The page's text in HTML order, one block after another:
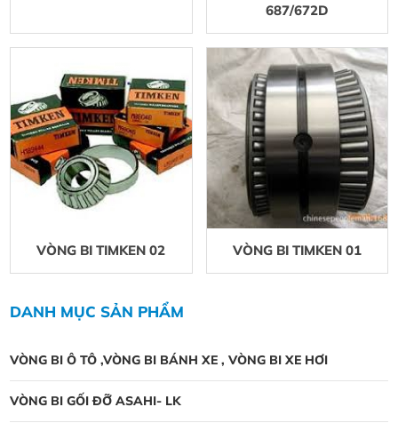
687/672D
VÒNG BI TIMKEN 02 VÒNG BI TIMKEN 01
DANH MỤC SẢN PHẨM
VÒNG BI Ô TÔ ,VÒNG BI BÁNH XE , VÒNG BI XE HƠI
VÒNG BI GỐI ĐỠ ASAHI- LK